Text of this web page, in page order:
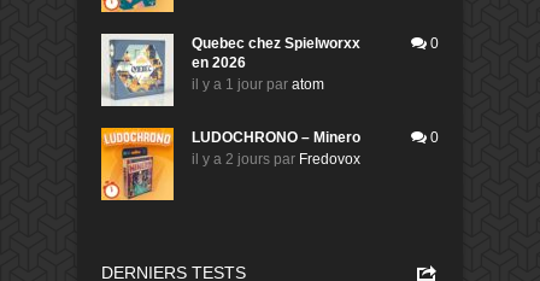
Quebec chez Spielworxx
en 2026
il y a 1 jour par atom
0
LUDOCHRONO – Minero
il y a 2 jours par Fredovox
0
DERNIERS TESTS